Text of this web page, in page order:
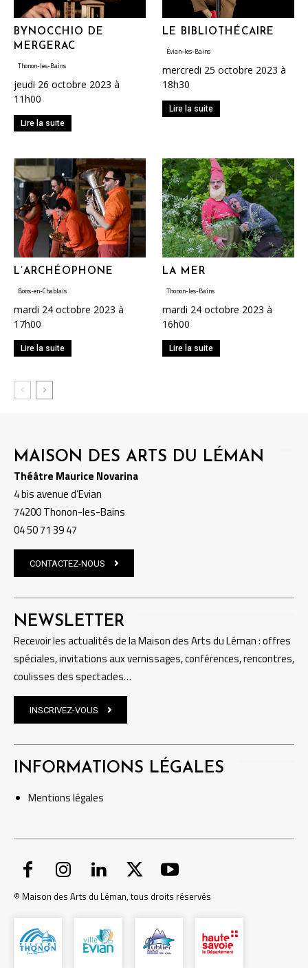
BYNOCCHIO DE
MERGERAC
Thonon-les-Bains
jeudi 26 octobre 2023 à
11h00
Lire la suite
LE BIBLIOTHÉCAIRE
Évian-les-Bains
mercredi 25 octobre 2023 à
18h30
Lire la suite
L’ARCHÉOPHONE
Bons-en-Chablais
mardi 24 octobre 2023 à
17h00
Lire la suite
LA MER
Thonon-les-Bains
mardi 24 octobre 2023 à
16h00
Lire la suite
MAISON DES ARTS DU LÉMAN
Théâtre Maurice Novarina
4 bis avenue d’Evian
74200 Thonon-les-Bains
04 50 71 39 47
CONTACTEZ-NOUS
NEWSLETTER
Recevoir les actualités de la Maison des Arts du Léman : offres
spéciales, invitations aux vernissages, conférences, rencontres,
coulisses des spectacles…
INSCRIVEZ-VOUS
INFORMATIONS LÉGALES
Mentionslégales
© Maison des Arts du Léman, tous droits réservés